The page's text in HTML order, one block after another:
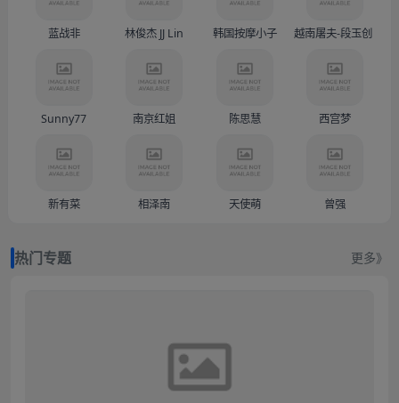
蓝战非 林俊杰 JJ Lin 韩国按摩小子 越南屠夫-段玉创（
Sunny77 南京红姐 陈思慧 西宫梦
新有菜 相泽南 天使萌 曾强
热门专题 更多》